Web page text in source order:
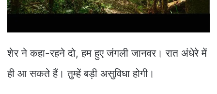
शेर ने कहा-रहने दो, हम हुए जंगली जानवर। रात अंधेरे में
ही आ सकते हैं। तुम्हें बड़ी असुविधा होगी।